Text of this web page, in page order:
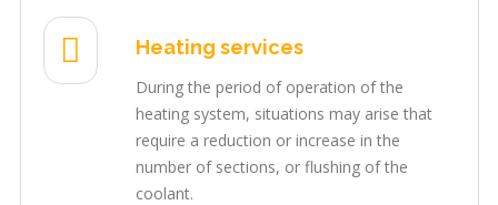
Heating services
During the period of operation of the
heating system, situations may arise that
require a reduction or increase in the
number of sections, or flushing of the
coolant.